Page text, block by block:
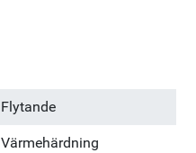
Flytande
Värmehärdning